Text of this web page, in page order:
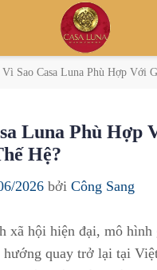
Vì Sao Casa Luna Phù Hợp Với
Luna Phù Hợp
Hệ?
2026 bởi Công Sang
xã hội hiện đại, mô hình
hướng quay trở lại tại